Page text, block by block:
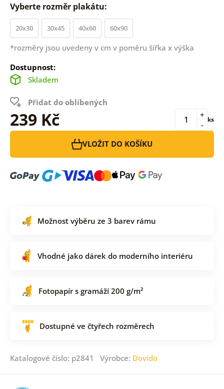
Vyberte rozměr plakátu:
20x30 30x45 40x60 60x90
*rozměry jsou uvedeny v cm v poměru šířka x výška
Dostupnost:
Skladem
Přidat do oblíbených
239 Kč -
+ ks
VLOŽIT DO KOŠÍKU
Možnost výběru ze 3 barev rámu
Vhodné jako dárek do moderního interiéru
Fotopapír s gramáží 200 g/m²
Dostupné ve čtyřech rozměrech
Katalogové číslo: p2841 Výrobce: Dovido